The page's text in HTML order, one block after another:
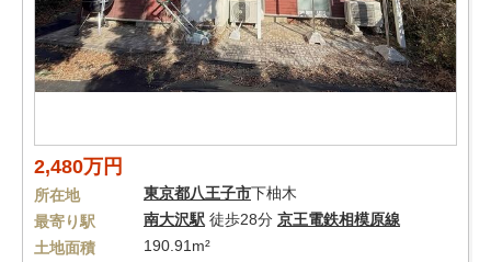
2,480万円
所在地 東京都八王子市下柚木
最寄り駅
南大沢駅 徒歩28分 京王電鉄相模原線
土地面積
190.91m²